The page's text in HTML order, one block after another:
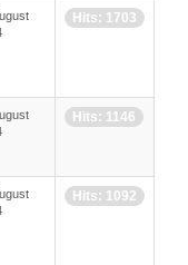
Hits: 1703
Hits: 1146
Hits: 1092